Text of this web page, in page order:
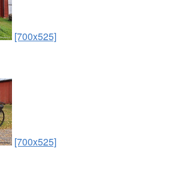
[700x525]
[700x525]